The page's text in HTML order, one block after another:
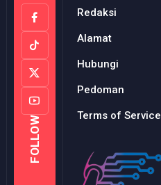
FOLLOW
Redaksi
Alamat
Hubungi
Pedoman
Terms of Service